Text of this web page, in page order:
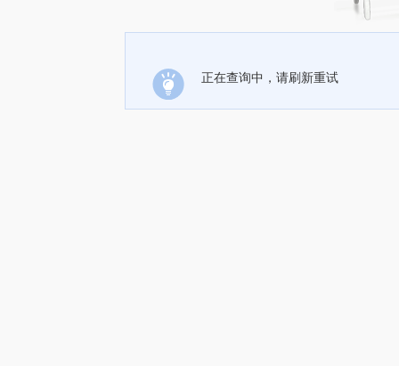
正在查询中，请刷新重试